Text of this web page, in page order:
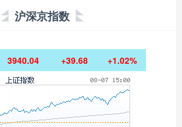
沪深京指数
3940.04 +39.68 +1.02%